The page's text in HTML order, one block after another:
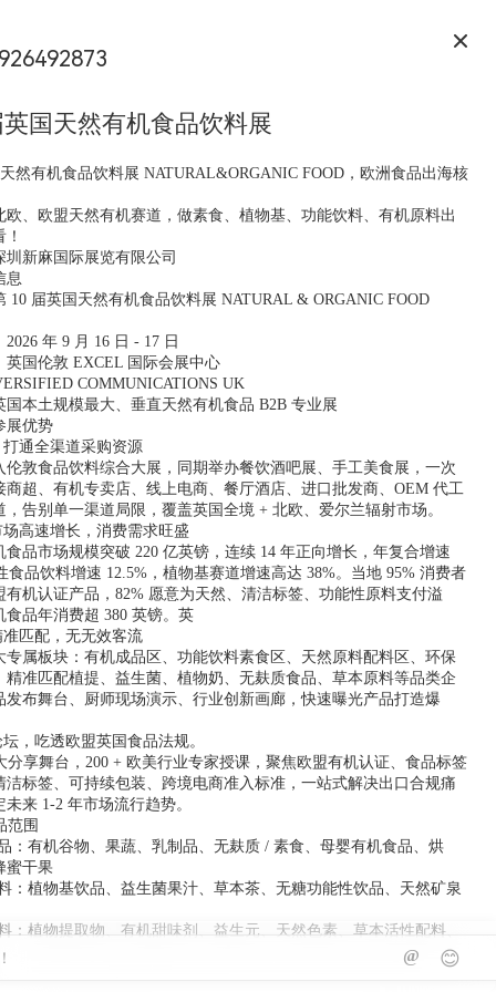
国天然有机食品饮料展
然有机食品饮料展 NATURAL&ORGANIC FOOD，欧洲食品出海核
欧、欧盟天然有机赛道，做素食、植物基、功能饮料、有机原料出
圳新麻国际展览有限公司
息
10 届英国天然有机食品饮料展 NATURAL & ORGANIC FOOD
年 9 月 16 日 - 17 日
英国伦敦 EXCEL 国际会展中心
COMMUNICATIONS UK
国本土规模最大、垂直天然有机食品 B2B 专业展
展优势
通全渠道采购资源
伦敦食品饮料综合大展，同期举办餐饮酒吧展、手工美食展，一次
商超、有机专卖店、线上电商、餐厅酒店、进口批发商、OEM 代工
，告别单一渠道局限，覆盖英国全境 + 北欧、爱尔兰辐射市场。
高速增长，消费需求旺盛
食品市场规模突破 220 亿英镑，连续 14 年正向增长，年复合增速
食品饮料增速 12.5%，植物基赛道增速高达 38%。当地 95% 消费者
有机认证产品，82% 愿意为天然、清洁标签、功能性原料支付溢
食品年消费超 380 英镑。英
匹配，无无效客流
专属板块：有机成品区、功能饮料素食区、天然原料配料区、环保
精准匹配植提、益生菌、植物奶、无麸质食品、草本原料等品类企
发布舞台、厨师现场演示、行业创新画廊，快速曝光产品打造爆
，吃透欧盟英国食品法规。
分享舞台，200 + 欧美行业专家授课，聚焦欧盟有机认证、食品标签
洁标签、可持续包装、跨境电商准入标准，一站式解决出口合规痛
来 1-2 年市场流行趋势。
范围
：有机谷物、果蔬、乳制品、无麸质 / 素食、母婴有机食品、烘
蜜干果
：植物基饮品、益生菌果汁、草本茶、无糖功能性饮品、天然矿泉
：植物提取物、有机甜味剂、益生元、天然色素、草本活性配料、
可降解环保包装、食品加工设备、OEM/ODM 代工、有机检测认证
@ 😊